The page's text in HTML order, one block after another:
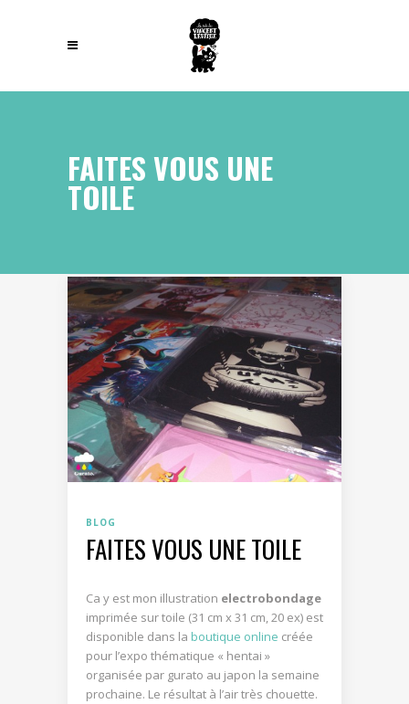
FAITES VOUS UNE
TOILE
BLOG
FAITES VOUS UNE TOILE
Ca y est mon illustration electrobondage
imprimée sur toile (31 cm x 31 cm, 20 ex) est
disponible dans la boutique online créée
pour l’expo thématique « hentai »
organisée par gurato au japon la semaine
prochaine. Le résultat à l’air très chouette.